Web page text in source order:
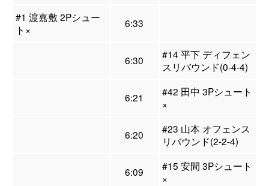
#1 渡嘉敷 2Pシュー
ト×
6:33
6:30
#14 平下 ディフェン
スリバウンド(0-4-4)
6:21
#42 田中 3Pシュート
×
6:20
#23 山本 オフェンス
リバウンド(2-2-4)
6:09
#15 安間 3Pシュート
×